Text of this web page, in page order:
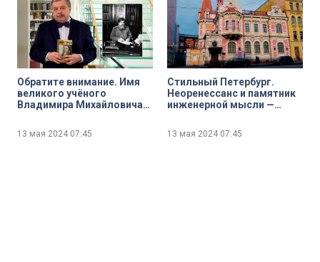
Обратите внимание. Имя
великого учёного
Владимира Михайловича
13 мая 2024 07:45
Стильный Петербург.
Неоренессанс и памятник
инженерной мысли —
13 мая 2024 07:45